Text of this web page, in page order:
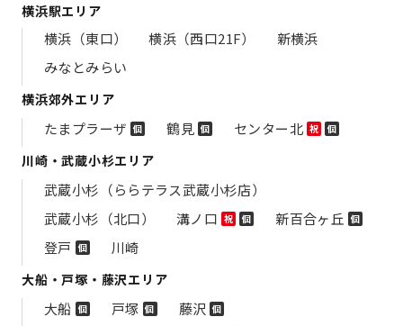
横浜駅エリア
横浜（東口） 横浜（西口21F）
新横浜
みなとみらい
横浜郊外エリア
たまプラーザ 個 鶴見 個 センター北 祝 個
川崎・武蔵小杉エリア
武蔵小杉（ららテラス武蔵小杉店）
武蔵小杉（北口）
溝ノ口 祝 個 新百合ヶ丘 個
登戸 個 川崎
大船・戸塚・藤沢エリア
大船 個 戸塚 個 藤沢 個